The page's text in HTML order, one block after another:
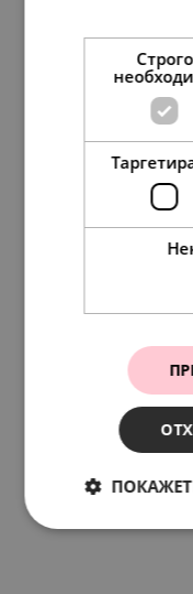
Pandora Талисман
49.00 €
Строго